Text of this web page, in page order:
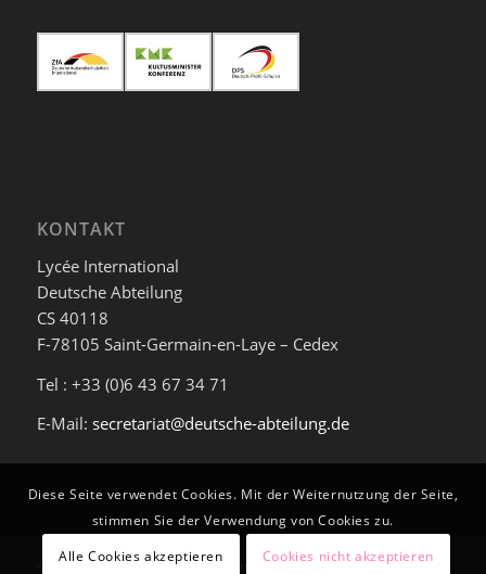
KONTAKT
Lycée International
Deutsche Abteilung
CS 40118
F-78105 Saint-Germain-en-Laye – Cedex
Tel : +33 (0)6 43 67 34 71
E-Mail: secretariat@deutsche-abteilung.de
© Deutsche Abteilung am Lycée International de Saint-Germain-en-Laye -
Diese Seite verwendet Cookies. Mit der Weiternutzung der Seite,
stimmen Sie der Verwendung von Cookies zu.
Alle Cookies akzeptieren
Cookies nicht akzeptieren